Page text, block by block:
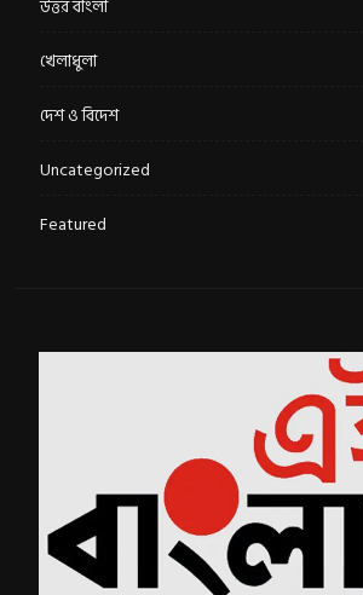
উত্তর বাংলা
খেলাধুলা
দেশ ও বিদেশ
Uncategorized
Featured